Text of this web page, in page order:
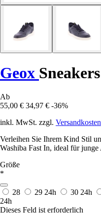
Geox
Ab
55,00 € 34,97 € -36%
inkl. MwSt. zzgl. Versandkosten
Verleihen Sie Ihrem Kind Stil
Washiba Fast In, ideal für junge
Größe
*
28 29 24h 30 24h
24h
Dieses Feld ist erforderlich